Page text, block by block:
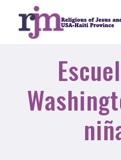
contenido